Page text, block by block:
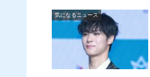
気になるニュース